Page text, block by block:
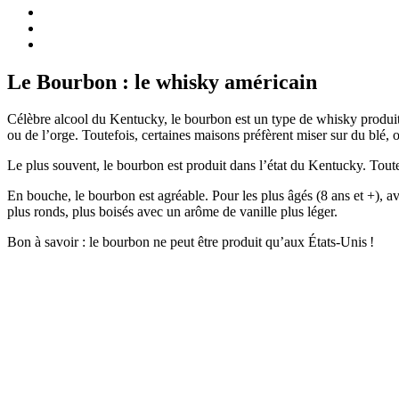
Le Bourbon : le whisky américain
Célèbre alcool du Kentucky, le bourbon est un type de whisky
ou de l’orge. Toutefois, certaines maisons préfèrent miser sur du
Le plus souvent, le bourbon est produit dans l’état du Kentucky.
En bouche, le bourbon est agréable. Pour les plus âgés (8 ans et +),
plus ronds, plus boisés avec un arôme de vanille plus léger.
Bon à savoir : le bourbon ne peut être produit qu’aux États-Unis !